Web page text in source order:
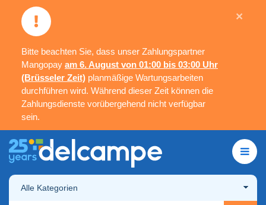
Bitte beachten Sie, dass unser Zahlungspartner
Mangopay am 6. August von 01:00 bis 03:00 Uhr
(Brüsseler Zeit) planmäßige Wartungsarbeiten
durchführen wird. Während dieser Zeit können die
Zahlungsdienste vorübergehend nicht verfügbar
sein.
×
Alle Kategorien